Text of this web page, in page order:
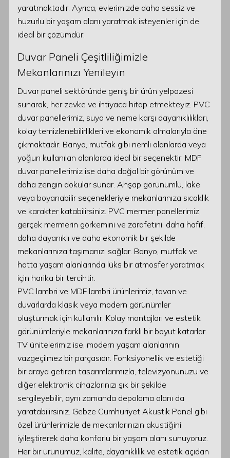
yaratmaktadır. Ayrıca, evlerimizde daha sessiz ve
huzurlu bir yaşam alanı yaratmak isteyenler için de
ideal bir çözümdür.
Duvar Paneli Çeşitliliğimizle
Mekanlarınızı Yenileyin
Duvar paneli sektöründe geniş bir ürün yelpazesi
sunarak, her zevke ve ihtiyaca hitap etmekteyiz. PVC
duvar panellerimiz, suya ve neme karşı dayanıklılıkları,
kolay temizlenebilirlikleri ve ekonomik olmalarıyla öne
çıkmaktadır. Banyo, mutfak gibi nemli alanlarda veya
yoğun kullanılan alanlarda ideal bir seçenektir. MDF
duvar panellerimiz ise daha doğal bir görünüm ve
daha zengin dokular sunar. Ahşap görünümlü, lake
veya boyanabilir seçenekleriyle mekanlarınıza sıcaklık
ve karakter katabilirsiniz. PVC mermer panellerimiz,
gerçek mermerin görkemini ve zarafetini, daha hafif,
daha dayanıklı ve daha ekonomik bir şekilde
mekanlarınıza taşımanızı sağlar. Banyo, mutfak ve
hatta yaşam alanlarında lüks bir atmosfer yaratmak
için harika bir tercihtir.
PVC lambri ve MDF lambri ürünlerimiz, tavan ve
duvarlarda klasik veya modern görünümler
oluşturmak için kullanılır. Kolay montajları ve estetik
görünümleriyle mekanlarınıza farklı bir boyut katarlar.
TV ünitelerimiz ise, modern yaşam alanlarının
vazgeçilmez bir parçasıdır. Fonksiyonellik ve estetiği
bir araya getiren tasarımlarımızla, televizyonunuzu ve
diğer elektronik cihazlarınızı şık bir şekilde
sergileyebilir, aynı zamanda depolama alanı da
yaratabilirsiniz. Gebze Cumhuriyet Akustik Panel gibi
özel ürünlerimizle de mekanlarınızın akustiğini
iyileştirerek daha konforlu bir yaşam alanı sunuyoruz.
Her bir ürünümüz, kalite, dayanıklılık ve estetik açıdan